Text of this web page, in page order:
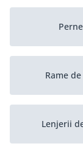
Perne
Rame
Lenjerii